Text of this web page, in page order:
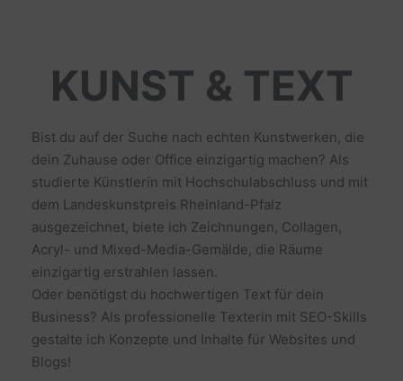
KUNST & TEXT
Bist du auf der Suche nach echten Kunstwerken, die
dein Zuhause oder Office einzigartig machen? Als
studierte Künstlerin mit Hochschulabschluss und mit
dem Landeskunstpreis Rheinland-Pfalz
ausgezeichnet, biete ich Zeichnungen, Collagen,
Acryl- und Mixed-Media-Gemälde, die Räume
einzigartig erstrahlen lassen.
Oder benötigst du hochwertigen Text für dein
Business? Als professionelle Texterin mit SEO-Skills
gestalte ich Konzepte und Inhalte für Websites und
Blogs!